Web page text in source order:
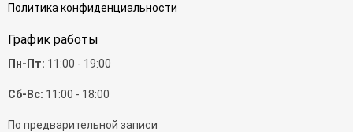
Политика конфиденциальности
График работы
Пн-Пт: 11:00 - 19:00
Сб-Вс: 11:00 - 18:00
По предварительной записи